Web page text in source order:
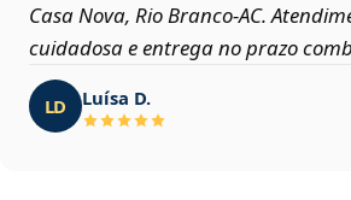
Casa Nova, Rio Branco‑AC.
cuidadosa e entrega no prazo
LD Luísa D.